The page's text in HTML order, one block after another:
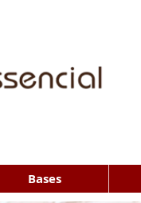
Bases